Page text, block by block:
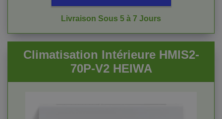
Livraison Sous 5 à 7 Jours
Climatisation Intérieure HMIS2-
70P-V2 HEIWA